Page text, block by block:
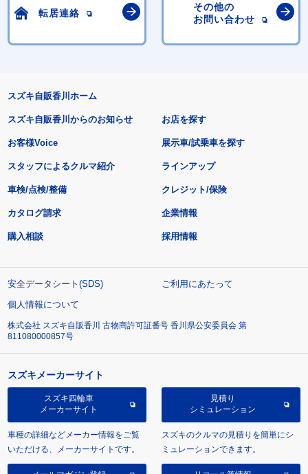
転居連絡
その他の
お問い合わせ
スズキ自販香川ホーム
スズキ自販香川からのお知らせ
お客様Voice
スタッフによるクルマ紹介
お店を探す
展示車/試乗車を探す
ラインアップ
車検/点検/整備 クレジット/保険
カタログ請求
購入相談
企業情報
採用情報
安全データシート(SDS)
ご利用にあたって
個人情報について
株式会社 スズキ自販香川 古物商許可証番号 香川県公安委員会 第
811080000857号
スズキメーカーサイト
スズキ四輪車
メーカーサイト
車種の詳細などメーカー情報をご覧
いただける、メーカーサイトです。
見積り
シミュレーション
スズキのクルマの見積りを簡単にシ
ミュレーションできます。